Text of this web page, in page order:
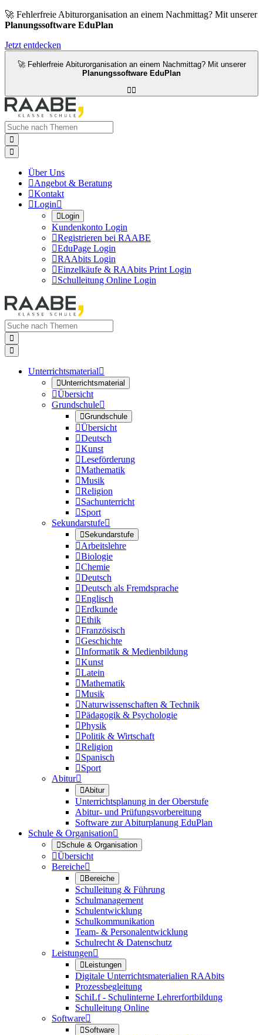
🚀 Fehlerfreie Abiturorganisation an einem Nachmittag? Mit unserer
Planungssoftware EduPlan
Jetzt entdecken
🚀 Fehlerfreie Abiturorganisation an einem Nachmittag? Mit unserer
Planungssoftware EduPlan



Über Uns
Angebot & Beratung
Kontakt
Login
Login
Kundenkonto Login
Registrieren bei RAABE
EduPage Login
RAAbits Login
Einzelkäufe & RAAbits Print Login
Schulleitung Online Login


Unterrichtsmaterial
Unterrichtsmaterial
Übersicht
Grundschule
Grundschule
Übersicht
Deutsch
Kunst
Leseförderung
Mathematik
Musik
Religion
Sachunterricht
Sport
Sekundarstufe
Sekundarstufe
Arbeitslehre
Biologie
Chemie
Deutsch
Deutsch als Fremdsprache
Englisch
Erdkunde
Ethik
Französisch
Geschichte
Informatik & Medienbildung
Kunst
Latein
Mathematik
Musik
Naturwissenschaften & Technik
Pädagogik & Psychologie
Physik
Politik & Wirtschaft
Religion
Spanisch
Sport
Abitur
Abitur
Unterrichtsplanung in der Oberstufe
Abitur- und Prüfungsvorbereitung
Software zur Abiturplanung EduPlan
Schule & Organisation
Schule & Organisation
Übersicht
Bereiche
Bereiche
Schulleitung & Führung
Schulmanagement
Schulentwicklung
Schulkommunikation
Team- & Personalentwicklung
Schulrecht & Datenschutz
Leistungen
Leistungen
Digitale Unterrichtsmaterialien RAAbits
Prozessbegleitung
SchiLf - Schulinterne Lehrerfortbildung
Schulleitung Online
Software
Software